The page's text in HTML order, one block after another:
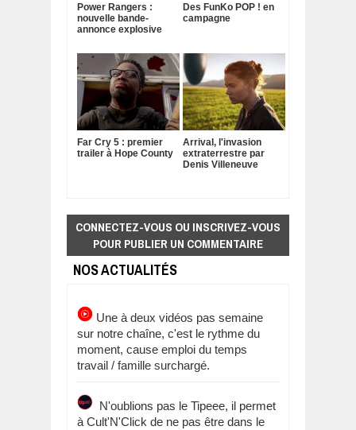
Power Rangers :
nouvelle bande-
annonce explosive
Des FunKo POP ! en
campagne
Far Cry 5 : premier
trailer à Hope County
Arrival, l'invasion
extraterrestre par
Denis Villeneuve
CONNECTEZ-VOUS OU INSCRIVEZ-VOUS
POUR PUBLIER UN COMMENTAIRE
NOS ACTUALITÉS
Une à deux vidéos pas semaine
sur notre chaîne, c'est le rythme du
moment, cause emploi du temps
travail / famille surchargé.
N'oublions pas le Tipeee, il permet
à Cult'N'Click de ne pas être dans le